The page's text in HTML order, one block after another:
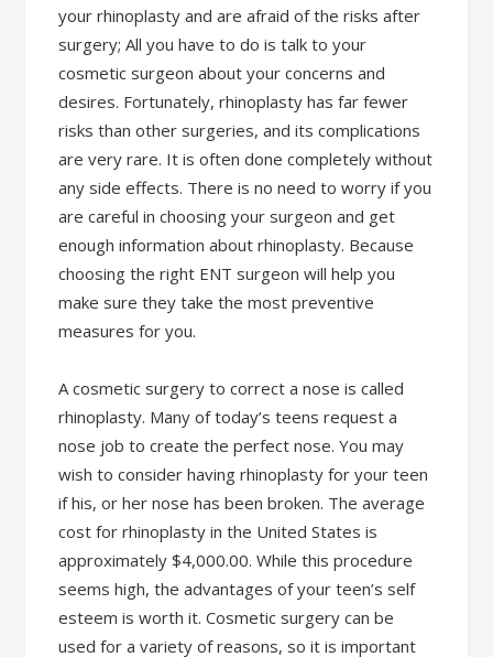
your rhinoplasty and are afraid of the risks after
surgery; All you have to do is talk to your
cosmetic surgeon about your concerns and
desires. Fortunately, rhinoplasty has far fewer
risks than other surgeries, and its complications
are very rare. It is often done completely without
any side effects. There is no need to worry if you
are careful in choosing your surgeon and get
enough information about rhinoplasty. Because
choosing the right ENT surgeon will help you
make sure they take the most preventive
measures for you.
A cosmetic surgery to correct a nose is called
rhinoplasty. Many of today’s teens request a
nose job to create the perfect nose. You may
wish to consider having rhinoplasty for your teen
if his, or her nose has been broken. The average
cost for rhinoplasty in the United States is
approximately $4,000.00. While this procedure
seems high, the advantages of your teen’s self
esteem is worth it. Cosmetic surgery can be
used for a variety of reasons, so it is important